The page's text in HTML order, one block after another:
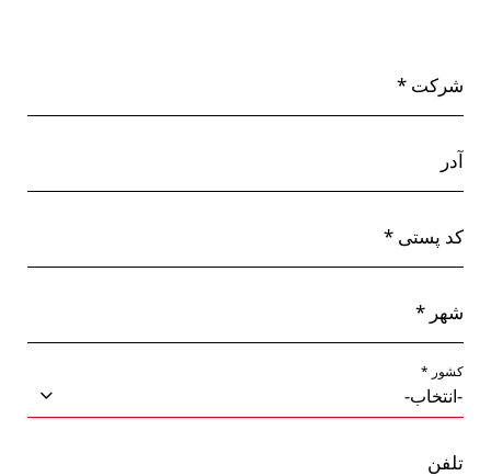
شرکت *
آدر
کد پستی *
شهر *
کشور *
تلفن